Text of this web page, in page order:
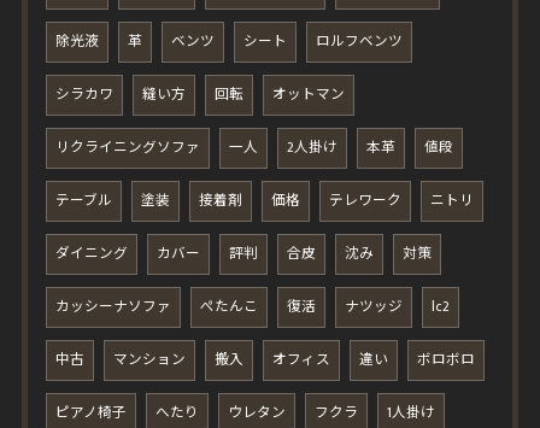
除光液 革 ベンツ シート ロルフベンツ
シラカワ 縫い方 回転 オットマン
リクライニングソファ 一人 2人掛け 本革 値段
テーブル 塗装 接着剤 価格 テレワーク ニトリ
ダイニング カバー 評判 合皮 沈み 対策
カッシーナソファ ぺたんこ 復活 ナツッジ lc2
中古 マンション 搬入 オフィス 違い ボロボロ
ピアノ椅子 へたり ウレタン フクラ 1人掛け